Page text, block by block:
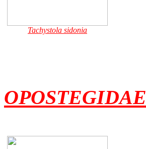
Tachystola sidonia
OPOSTEGIDAE